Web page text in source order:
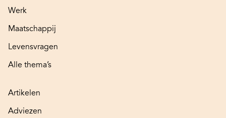
Werk
Maatschappij
Levensvragen
Alle thema’s
Artikelen
Adviezen